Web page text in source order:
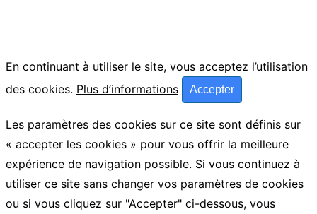
En continuant à utiliser le site, vous acceptez l’utilisation
des cookies. Plus d’informations Accepter
Les paramètres des cookies sur ce site sont définis sur
« accepter les cookies » pour vous offrir la meilleure
expérience de navigation possible. Si vous continuez à
utiliser ce site sans changer vos paramètres de cookies
ou si vous cliquez sur "Accepter" ci-dessous, vous